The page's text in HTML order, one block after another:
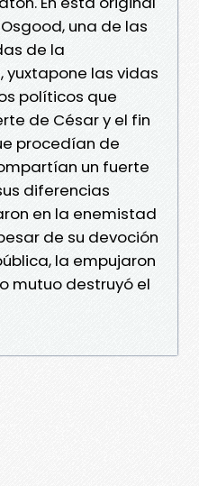
una de las
de la
las vidas
políticos que
de César y el fin
procedían de
un fuerte
diferencias
en la enemistad
de su devoción
la empujaron
mutuo destruyó el